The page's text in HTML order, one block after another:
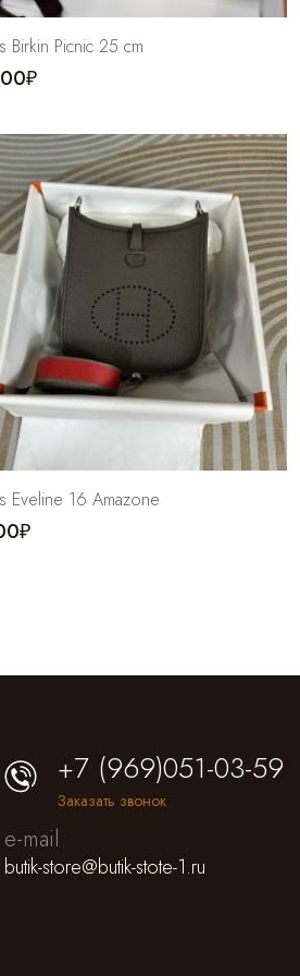
Birkin Picnic 25 cm
Eveline 16 Amazone
+7 (969)051-03-59
Заказать звонок
e-mail
butik-store@butik-stote-1.ru